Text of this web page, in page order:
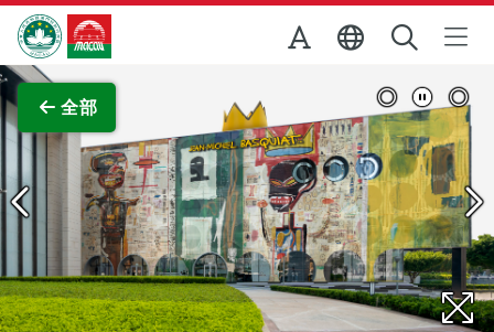
跳至主内容
澳门特别行政区政府旅游局
全部